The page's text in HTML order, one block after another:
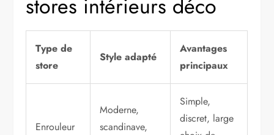
stores intérieurs déco
Type de
store
Style adapté
Avantages
principaux
Enrouleur
Moderne,
scandinave,
Simple,
discret, large